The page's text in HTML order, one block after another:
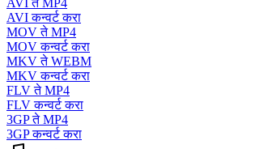
AVI ते MP4
AVI कन्वर्ट करा
MOV ते MP4
MOV कन्वर्ट करा
MKV ते WEBM
MKV कन्वर्ट करा
FLV ते MP4
FLV कन्वर्ट करा
3GP ते MP4
3GP कन्वर्ट करा